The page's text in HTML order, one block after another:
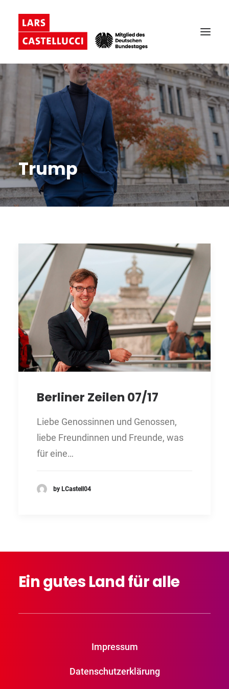
Trump
Berliner Zeilen 07/17
Liebe Genossinnen und Genossen,
liebe Freundinnen und Freunde, was
für eine…
by LCastell04
EingutesLandfüralle
Impressum
Datenschutzerklärung